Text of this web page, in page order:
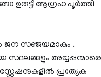
ഉരുട്ടി ആഗ്രഹ പൂര്‍ത്തി
ജന സഞ്ജയമാകും .
സ്ഥലങ്ങളും അയ്യപ്പന്മാരെ
പ്രത്യേക